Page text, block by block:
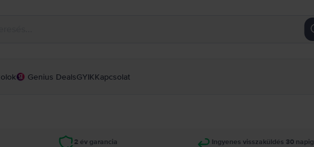
Genius DealsGYIKKapcsolat
2 év garancia Ingyenes visszaküldés 30 napig